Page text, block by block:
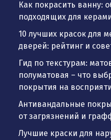
Как покрасить ванну:
подходящих для
10 лучших красок для
дверей: рейтинг и
Гид по текстурам:
полуматовая – что
покрытия на
Антивандальные
от загрязнений и
Лучшие краски для